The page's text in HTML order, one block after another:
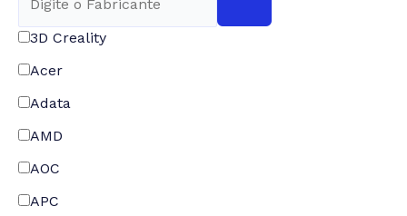
3D Creality
Acer
Adata
AMD
AOC
APC